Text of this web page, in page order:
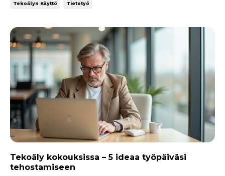
Tekoälyn Käyttö Tietotyö
Tekoäly kokouksissa – 5 ideaa työpäiväsi
tehostamiseen